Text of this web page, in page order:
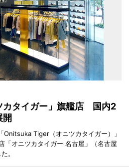
カタイガー」旗艦店 国内2
開
Onitsuka Tiger（オニツカタイガー）」
「オニツカタイガー 名古屋」（名古屋
。